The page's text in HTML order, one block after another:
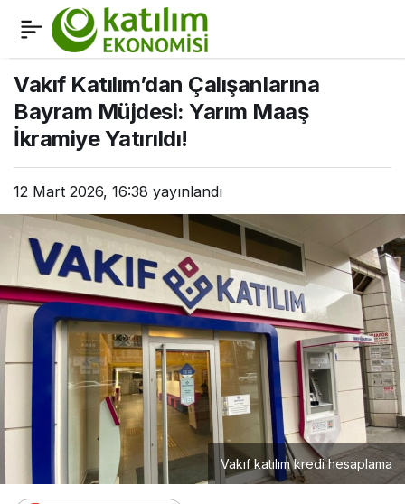
Vakıf Katılım’dan Çalışanlarına
Bayram Müjdesi: Yarım Maaş
İkramiye Yatırıldı!
12 Mart 2026, 16:38 yayınlandı
Vakıf katılım kredi hesaplama
Bakan Kurum, Emlak
Katılım 100. Yıl İftar
Programı’na katıldı